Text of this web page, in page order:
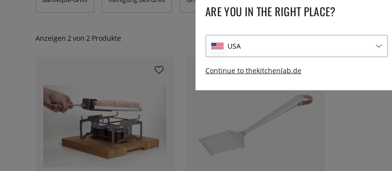
Anzeigen 2 von 2 Produkte
ARE YOU IN THE RIGHT PLACE?
USA
Continue to thekitchenlab.de